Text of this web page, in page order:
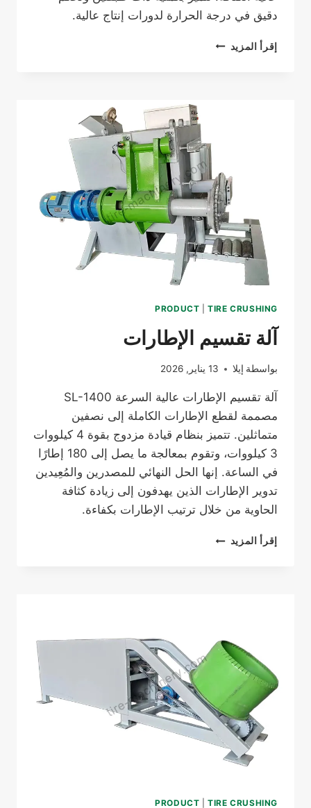
دقيق في درجة الحرارة لدورات إنتاج عالية.
إقرأ المزيد آلة
PRODUCT |TIRE CRUSHING
آلة تقسيم الإطارات
بواسطة إيلا 13 يناير, 2026
آلة تقسيم الإطارات عالية السرعة SL-1400
مصممة لقطع الإطارات الكاملة إلى نصفين
متماثلين. تتميز بنظام قيادة مزدوج بقوة 4 كيلووات
3 كيلووات، وتقوم بمعالجة ما يصل إلى 180 إطارًا
في الساعة. إنها الحل النهائي للمصدرين والمُعِيدين
تدوير الإطارات الذين يهدفون إلى زيادة كثافة
الحاوية من خلال ترتيب الإطارات بكفاءة.
إقرأ المزيد آلة
PRODUCT |TIRE CRUSHING